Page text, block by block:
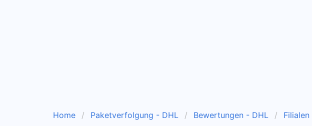
Home Paketverfolgung - DHL Bewertungen - DHL